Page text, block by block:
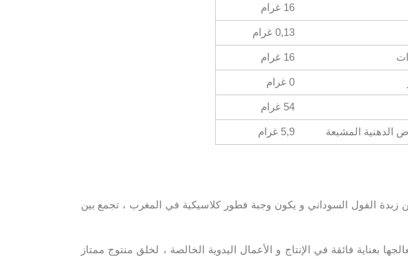
16 غرام
0,13 غرام
16 غرام
0 غرام
54 غرام
الدهنية المشبعة
5,9 غرام
زبدة الفول السوداني و يكون وجبة فطور كلاسيكية في المغرب ، تجمع بين
فائقة في الإنتاج و الأعمال اليدوية الخالصة ، لخلق منتوج ممتاز